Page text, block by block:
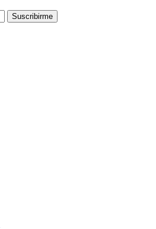
Suscribirme